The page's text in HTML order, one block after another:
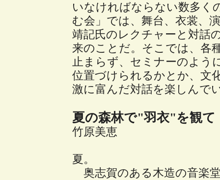
いなければならない数多く
む会」では、舞台、衣裳、
靖記氏のレクチャーと対話
来のことだ。そこでは、各
止まらず、セミナーのよう
位置づけられるかとか、文
激に富んだ対話を楽しんで
夏の森林で"羽衣"を観て
竹原美恵
夏。
奥志賀のある木造の音楽